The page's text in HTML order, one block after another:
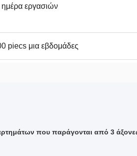
ημέρα εργασιών
piecs μια εβδομάδες
που παράγονται από 3